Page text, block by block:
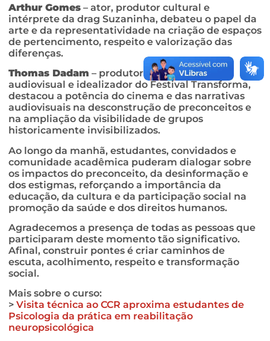
Arthur Gomes – ator, produtor cultural e
intérprete da drag Suzaninha, debateu o papel da
arte e da representatividade na criação de espaços
de pertencimento, respeito e valorização das
diferenças.
Thomas Dadam – produtor cultural, diretor
audiovisual e idealizador do Festival Transforma,
destacou a potência do cinema e das narrativas
audiovisuais na desconstrução de preconceitos e
na ampliação da visibilidade de grupos
historicamente invisibilizados.
Ao longo da manhã, estudantes, convidados e
comunidade acadêmica puderam dialogar sobre
os impactos do preconceito, da desinformação e
dos estigmas, reforçando a importância da
educação, da cultura e da participação social na
promoção da saúde e dos direitos humanos.
Agradecemos a presença de todas as pessoas que
participaram deste momento tão significativo.
Afinal, construir pontes é criar caminhos de
escuta, acolhimento, respeito e transformação
social.
Mais sobre o curso:
> Visita técnica ao CCR aproxima estudantes de
Psicologia da prática em reabilitação
neuropsicológica